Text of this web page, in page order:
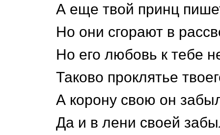
А еще твой принц
Но они сгорают в
Но его любовь к тебе
Таково проклятье
А корону свою он
Да и в лени своей